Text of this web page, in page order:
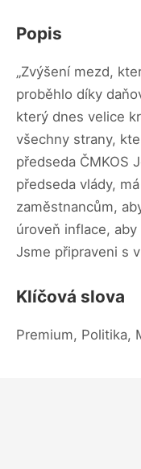
Popis
„Zvýšení mezd,
proběhlo díky
který dnes velice
všechny strany,
předseda ČMKOS
předseda vlády,
zaměstnancům,
úroveň inflace,
Jsme připraveni s
Klíčová slova
Premium, Politika,